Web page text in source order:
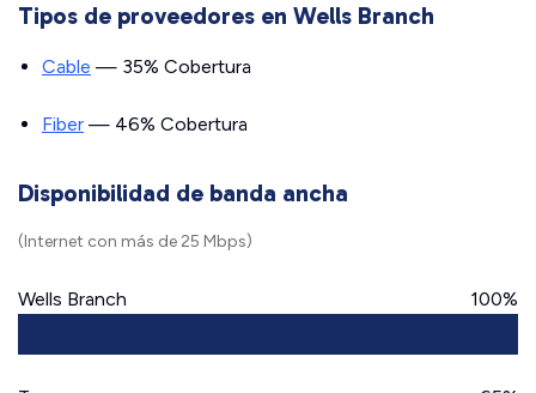
Tipos de proveedores en Wells Branch
Cable — 35% Cobertura
Fiber — 46% Cobertura
Disponibilidad de banda ancha
(Internet con más de 25 Mbps)
Wells Branch 100%